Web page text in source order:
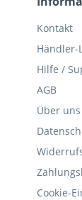
Kontakt
Händler-
Hilfe /
AGB
Über uns
Cookie-